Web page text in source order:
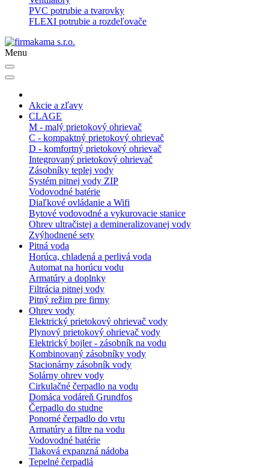
PVC potrubie a tvarovky
FLEXI potrubie a rozdeľovače
Menu
Akcie a zľavy
CLAGE
M - malý prietokový ohrievač
C - kompaktný prietokový ohrievač
D - komfortný prietokový ohrievač
Integrovaný prietokový ohrievač
Zásobníky teplej vody
Systém pitnej vody ZIP
Vodovodné batérie
Diaľkové ovládanie a Wifi
Bytové vodovodné a vykurovacie stanice
Ohrev ultračistej a demineralizovanej vody
Zvýhodnené sety
Pitná voda
Horúca, chladená a perlivá voda
Automat na horúcu vodu
Armatúry a doplnky
Filtrácia pitnej vody
Pitný režim pre firmy
Ohrev vody
Elektrický prietokový ohrievač vody
Plynový prietokový ohrievač vody
Elektrický bojler - zásobník na vodu
Kombinovaný zásobníky vody
Stacionárny zásobník vody
Solárny ohrev vody
Cirkulačné čerpadlo na vodu
Domáca vodáreň Grundfos
Čerpadlo do studne
Ponorné čerpadlo do vrtu
Armatúry a filtre na vodu
Vodovodné batérie
Tlaková expanzná nádoba
Tepelné čerpadlá